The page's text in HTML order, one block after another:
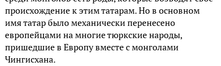
происхождение к этим татарам. Но в основном
имя татар было механически перенесено
европейцами на многие тюркские народы,
пришедшие в Европу вместе с монголами
Чингисхана.